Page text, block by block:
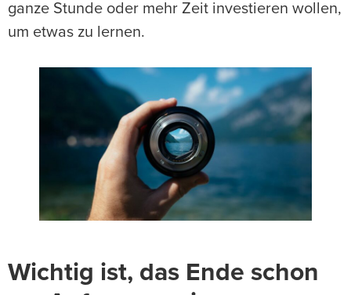
ganze Stunde oder mehr Zeit investieren wollen,
um etwas zu lernen.
Wichtig ist, das Ende schon